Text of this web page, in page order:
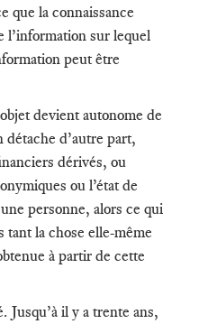
que la connaissance
sur lequel
peut être
devient autonome de
détache d’autre part,
dérivés, ou
ou l’état de
personne, alors ce qui
tant la chose elle-même
à partir de cette
Jusqu’à il y a trente ans,